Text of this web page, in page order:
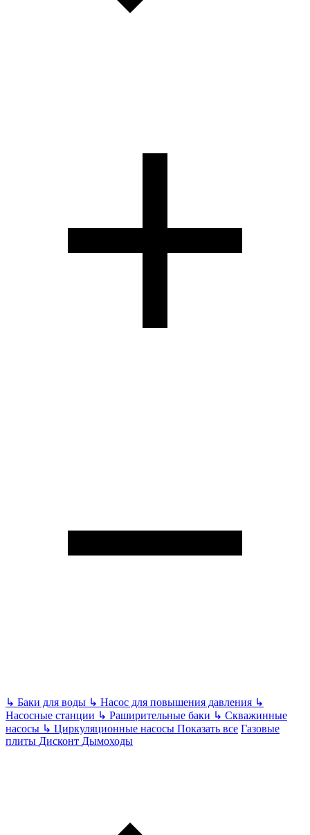
↳ Баки для воды ↳ Насос для повышения давления ↳
Насосные станции ↳ Раширительные баки ↳ Скважинные
насосы ↳ Циркуляционные насосы Показать все Газовые
плиты Дисконт Дымоходы